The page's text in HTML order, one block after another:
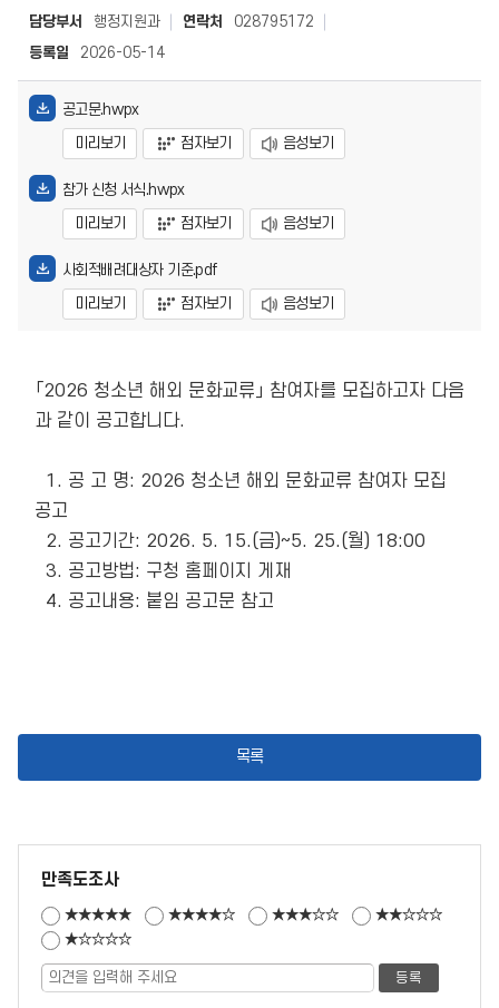
담당부서
행정지원과 연락처
028795172
등록일
2026-05-14
공고문.hwpx
미리보기
점자보기 음성보기
참가 신청 서식.hwpx
미리보기
점자보기 음성보기
사회적배려대상자 기준.pdf
미리보기
점자보기 음성보기
「2026 청소년 해외 문화교류」 참여자를 모집하고자 다음
과 같이 공고합니다.
공고
목록
만족도조사
★★★★★ ★★★★☆ ★★★☆☆
★★☆☆☆
★☆☆☆☆